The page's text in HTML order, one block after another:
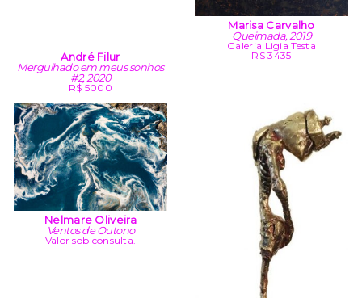
André Filur
Mergulhado em meus sonhos
#2, 2020
R$ 5000
Marisa Carvalho
Queimada, 2019
Galeria Ligia Testa
R$ 3435
Nelmare Oliveira
Ventos de Outono
Valor sob consulta.